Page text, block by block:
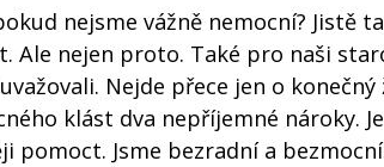
nejsme vážně nemocní? Jistě
Ale nejen proto. Také pro naši
Nejde přece jen o
klást dva nepříjemné nároky.
pomoct. Jsme bezradní a